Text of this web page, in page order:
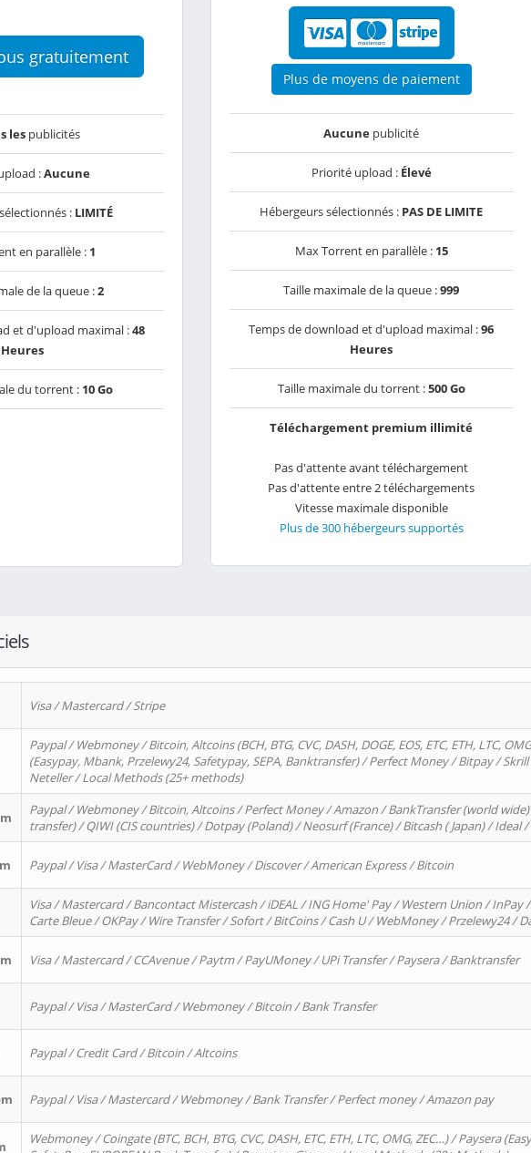
gratuitement
lespublicités
:Aucune
: LIMITÉ
en parallèle : 1
de la queue :2
et d'upload maximal :48
Heures
du torrent : 10 Go
Plus de moyens de paiement
Aucune publicité
Priorité upload : Élevé
Hébergeurs sélectionnés : PAS DE LIMITE
Max Torrent en parallèle : 15
Taille maximale de la queue :999
Temps de download et d'upload maximal :96
Heures
Taille maximale du torrent :500 Go
Téléchargement premium illimité
Pas d'attente avant téléchargement
Pas d'attente entre 2 téléchargements
Vitesse maximale disponible
Plus de 300 hébergeurs supportés
Visa / Mastercard / Stripe
Paypal / Webmoney / Bitcoin, Altcoins (BCH, BTG, CVC, DASH, DOGE, EOS, ETC, ETH, LTC,
(Easypay, Mbank, Przelewy24, Safetypay, SEPA, Banktransfer) / Perfect Money / Bitpay /
Neteller / Local Methods (25+ methods)
Paypal / Webmoney / Bitcoin, Altcoins / Perfect Money / Amazon / BankTransfer (world
transfer) / QIWI (CIS countries) / Dotpay (Poland) / Neosurf (France) / Bitcash ( Japan) / Ideal
Paypal / Visa / MasterCard / WebMoney / Discover / American Express / Bitcoin
Visa / Mastercard / Bancontact Mistercash / iDEAL / ING Home' Pay / Western Union / InPay /
Carte Bleue / OKPay / Wire Transfer / Sofort / BitCoins / Cash U / WebMoney / Przelewy24 /
Visa / Mastercard / CCAvenue / Paytm / PayUMoney / UPi Transfer / Paysera / Banktransfer
Paypal / Visa / MasterCard / Webmoney / Bitcoin / Bank Transfer
Paypal / Credit Card / Bitcoin / Altcoins
Paypal / Visa / Mastercard / Webmoney / Bank Transfer / Perfect money / Amazon pay
Webmoney / Coingate (BTC, BCH, BTG, CVC, DASH, ETC, ETH, LTC, OMG, ZEC…) / Paysera